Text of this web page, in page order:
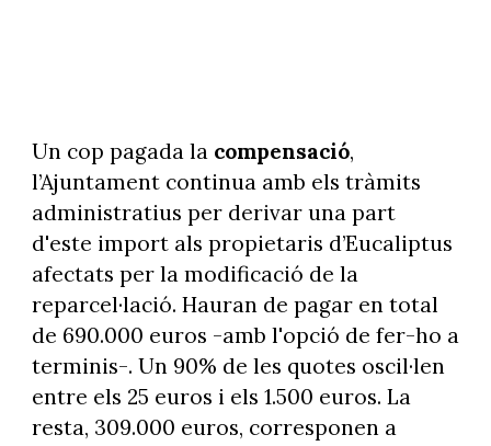
Un cop pagada la compensació,
l’Ajuntament continua amb els tràmits
administratius per derivar una part
d'este import als propietaris d’Eucaliptus
afectats per la modificació de la
reparcel·lació. Hauran de pagar en total
de 690.000 euros -amb l'opció de fer-ho a
terminis-. Un 90% de les quotes oscil·len
entre els 25 euros i els 1.500 euros. La
resta, 309.000 euros, corresponen a